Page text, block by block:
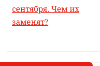
сентября. Чем их
заменят?